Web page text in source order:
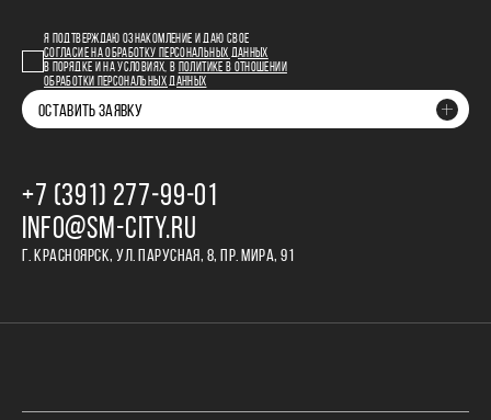
Я ПОДТВЕРЖДАЮ ОЗНАКОМЛЕНИЕ И ДАЮ СВОЕ
СОГЛАСИЕ НА ОБРАБОТКУ ПЕРСОНАЛЬНЫХ ДАННЫХ
В ПОРЯДКЕ И НА УСЛОВИЯХ, В
ПОЛИТИКЕ В ОТНОШЕНИИ
ОБРАБОТКИ ПЕРСОНАЛЬНЫХ ДАННЫХ
ОСТАВИТЬ ЗАЯВКУ
+7 (391) 277‒99‒01
INFO@SM-CITY.RU
Г. КРАСНОЯРСК, УЛ. ПАРУСНАЯ, 8, ПР. МИРА, 91